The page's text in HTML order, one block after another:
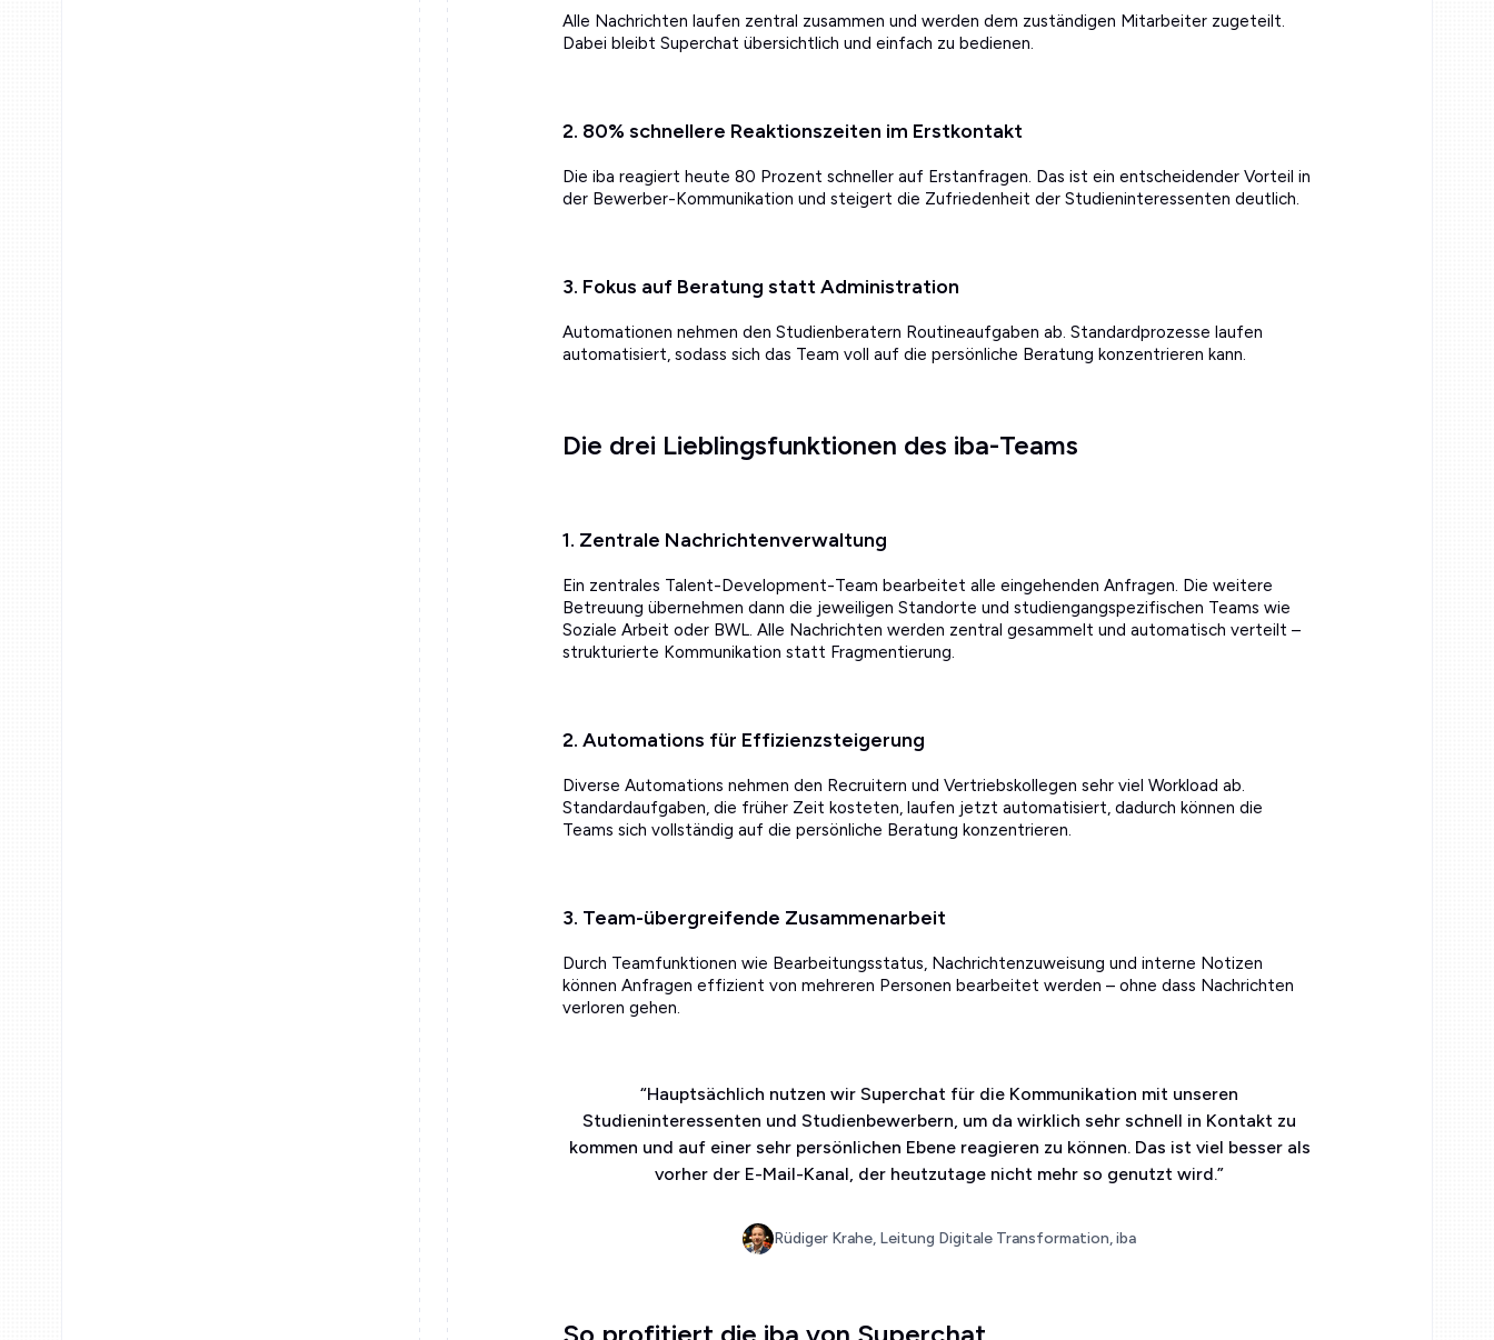
Alle Nachrichten laufen zentral zusammen und werden dem zuständigen Mitarbeiter zugeteilt.
Dabei bleibt Superchat übersichtlich und einfach zu bedienen.
2. 80% schnellere Reaktionszeiten im Erstkontakt
Die iba reagiert heute 80 Prozent schneller auf Erstanfragen. Das ist ein entscheidender Vorteil in
der Bewerber-Kommunikation und steigert die Zufriedenheit der Studieninteressenten deutlich.
3. Fokus auf Beratung statt Administration
Automationen nehmen den Studienberatern Routineaufgaben ab. Standardprozesse laufen
automatisiert, sodass sich das Team voll auf die persönliche Beratung konzentrieren kann.
Die drei Lieblingsfunktionen des iba-Teams
1. Zentrale Nachrichtenverwaltung
Ein zentrales Talent-Development-Team bearbeitet alle eingehenden Anfragen. Die weitere
Betreuung übernehmen dann die jeweiligen Standorte und studiengangspezifischen Teams wie
Soziale Arbeit oder BWL. Alle Nachrichten werden zentral gesammelt und automatisch verteilt –
strukturierte Kommunikation statt Fragmentierung.
2. Automations für Effizienzsteigerung
Diverse Automations nehmen den Recruitern und Vertriebskollegen sehr viel Workload ab.
Standardaufgaben, die früher Zeit kosteten, laufen jetzt automatisiert, dadurch können die
Teams sich vollständig auf die persönliche Beratung konzentrieren.
3. Team-übergreifende Zusammenarbeit
Durch Teamfunktionen wie Bearbeitungsstatus, Nachrichtenzuweisung und interne Notizen
können Anfragen effizient von mehreren Personen bearbeitet werden – ohne dass Nachrichten
verloren gehen.
“Hauptsächlich nutzen wir Superchat für die Kommunikation mit unseren
Studieninteressenten und Studienbewerbern, um da wirklich sehr schnell in Kontakt zu
kommen und auf einer sehr persönlichen Ebene reagieren zu können. Das ist viel besser als
vorher der E-Mail-Kanal, der heutzutage nicht mehr so genutzt wird.”
Rüdiger Krahe, Leitung Digitale Transformation, iba